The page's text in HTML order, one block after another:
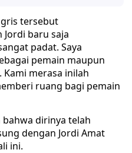
tersebut
Jordi baru saja
padat. Saya
pemain maupun
merasa inilah
ruang bagi pemain
dirinya telah
dengan Jordi Amat
ini.